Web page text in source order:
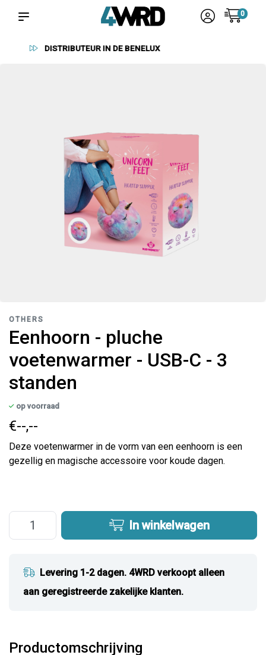
0
BETROUWBARE LEVERANCIERS
OTHERS
Eenhoorn - pluche
voetenwarmer - USB-C - 3
standen
op voorraad
€--,--
Deze voetenwarmer in de vorm van een eenhoorn is een
gezellig en magische accessoire voor koude dagen.
In winkelwagen
Levering 1-2 dagen. 4WRD verkoopt alleen
aan geregistreerde zakelijke klanten.
Productomschrijving